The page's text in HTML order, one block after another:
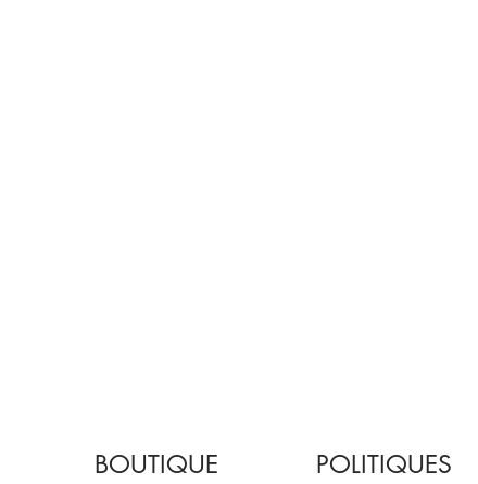
BOUTIQUE POLITIQUES